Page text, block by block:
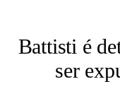
Battisti é
ser